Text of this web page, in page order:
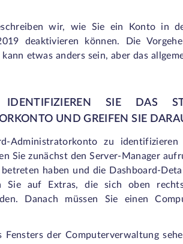
wir, wie Sie ein Konto in
deaktivieren können. Die
etwas anders sein, aber das
SIE DAS
UND GREIFEN SIE
Administratorkonto zu
Sie zunächst den Server-Manager
haben und die Dashboard-
Sie auf Extras, die sich oben
Danach müssen Sie einen
Fensters der Computerverwaltung